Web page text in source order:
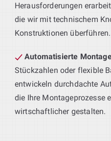
Herausforderungen
die wir mit technischem
Konstruktionen überführen.
Automatisierte
Stückzahlen oder flexible
entwickeln durchdachte
die Ihre Montageprozesse
wirtschaftlicher gestalten.